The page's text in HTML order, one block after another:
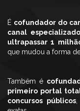
É cofundador do
canal
ultrapassar 1
que mudou a forma
Também é
primeiro portal
concursos públicos